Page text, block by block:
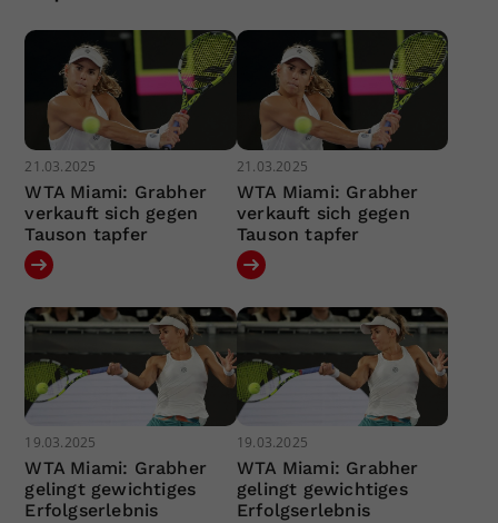
21.03.2025
WTA Miami: Grabher
verkauft sich gegen
Tauson tapfer
21.03.2025
WTA Miami: Grabher
verkauft sich gegen
Tauson tapfer
19.03.2025
WTA Miami: Grabher
gelingt gewichtiges
Erfolgserlebnis
19.03.2025
WTA Miami: Grabher
gelingt gewichtiges
Erfolgserlebnis